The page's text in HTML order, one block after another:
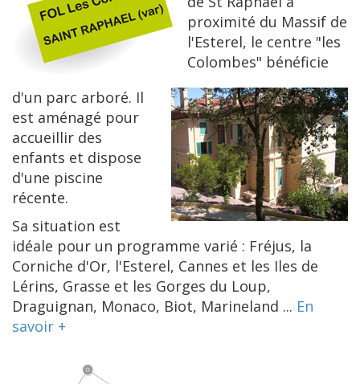
proximité du Massif de
l'Esterel, le centre "les
Colombes" bénéficie
d'un parc arboré. Il
est aménagé pour
accueillir des
enfants et dispose
d'une piscine
récente.
Sa situation est
idéale pour un programme varié : Fréjus, la
Corniche d'Or, l'Esterel, Cannes et les Iles de
Lérins, Grasse et les Gorges du Loup,
Draguignan, Monaco, Biot, Marineland ... En
savoir +